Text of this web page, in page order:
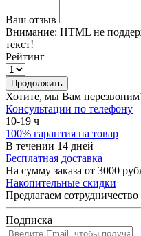
Ваш отзыв
Внимание: HTML не
текст!
Рейтинг
Продолжить
Хотите, мы Вам
Консультации по телефону
10-19 ч
100% гарантия на товар
В течении 14 дней
Бесплатная доставка
На сумму заказа от 3000
Накопительные скидки
Предлагаем сотрудничество
Подписка